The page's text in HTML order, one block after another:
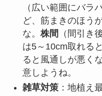
（広い範囲にバラ
ど、筋まきのほう
な。 株間 （間引き
は5～10cm取れる
ると風通しが悪く
意しようね。
雑草対策：地植え